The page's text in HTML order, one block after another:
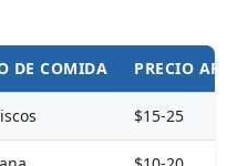
DE COMIDA PRECIO
$15-25